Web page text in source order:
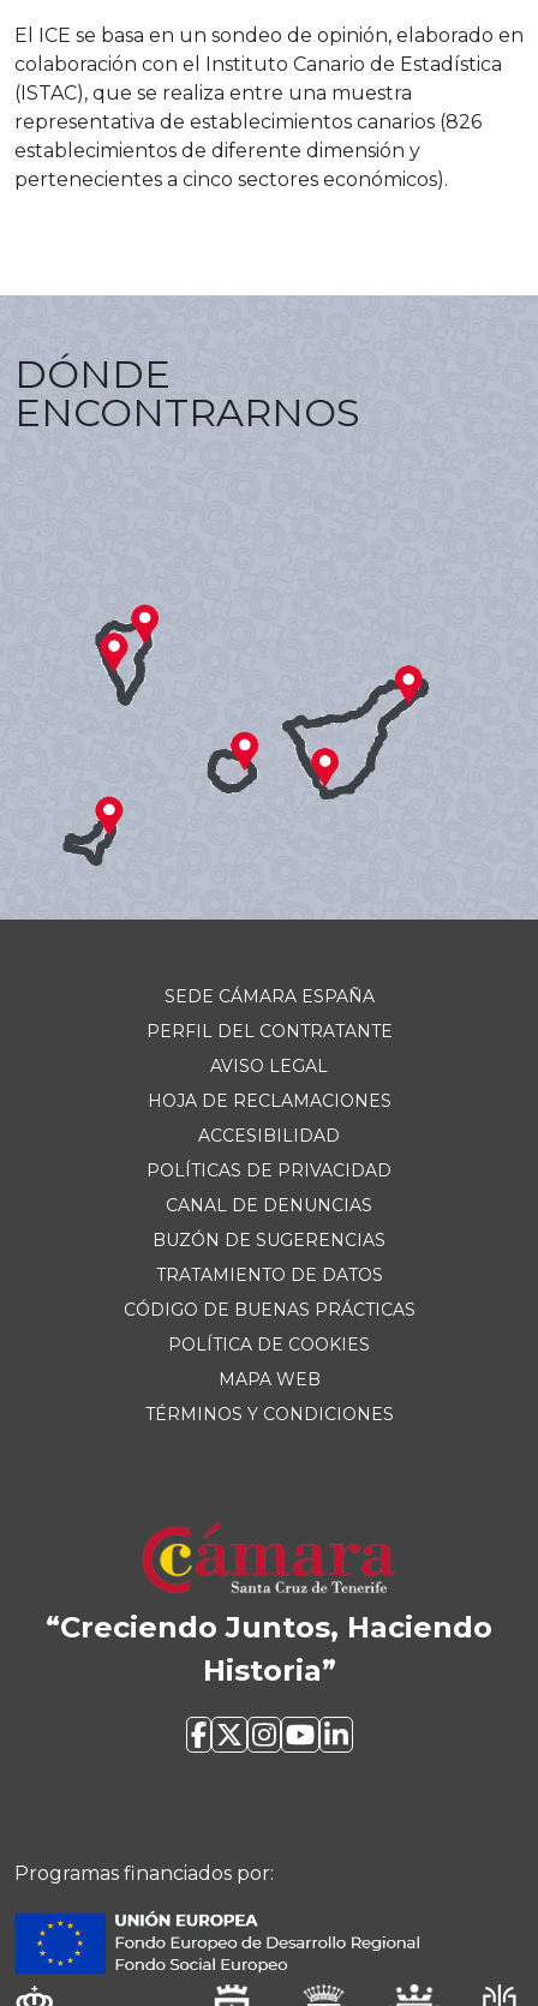
El ICE se basa en un sondeo de opinión, elaborado en
colaboración con el Instituto Canario de Estadística
(ISTAC), que se realiza entre una muestra
representativa de establecimientos canarios (826
establecimientos de diferente dimensión y
pertenecientes a cinco sectores económicos).
DÓNDE
ENCONTRARNOS
SEDE CÁMARA ESPAÑA
PERFIL DEL CONTRATANTE
AVISO LEGAL
HOJA DE RECLAMACIONES
ACCESIBILIDAD
POLÍTICAS DE PRIVACIDAD
CANAL DE DENUNCIAS
BUZÓN DE SUGERENCIAS
TRATAMIENTO DE DATOS
CÓDIGO DE BUENAS PRÁCTICAS
POLÍTICA DE COOKIES
MAPA WEB
TÉRMINOS Y CONDICIONES
“Creciendo Juntos, Haciendo
Historia”
Programas financiados por: